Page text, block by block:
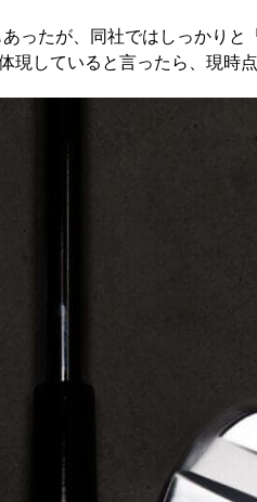
ったが、同社ではしっかり
していると言ったら、現時